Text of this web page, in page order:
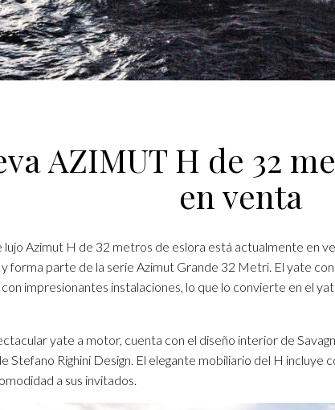
AZIMUT H de 32
en venta
lujo Azimut H de 32 metros de eslora está actualmente en
forma parte de la serie Azimut Grande 32 Metri. El yate
impresionantes instalaciones, lo que lo convierte en el
yate a motor, cuenta con el diseño interior de
Stefano Righini Design. El elegante mobiliario del H incluye
a sus invitados.